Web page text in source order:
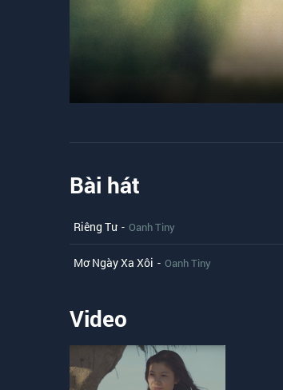
Bài hát
Riêng Tư - Oanh Tiny
Mơ Ngày Xa Xôi - Oanh Tiny
Video